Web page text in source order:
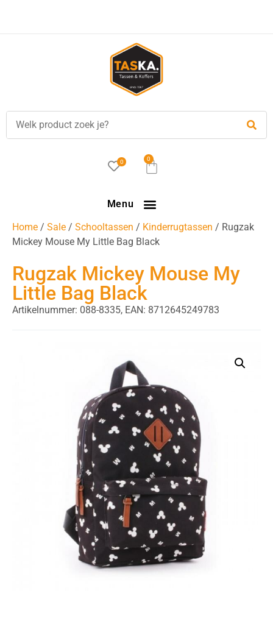
besteld, is vandaag verzonden!
0 0
Menu
Home / Sale / Schooltassen / Kinderrugtassen / Rugzak
Mickey Mouse My Little Bag Black
Rugzak Mickey Mouse My
Little Bag Black
Artikelnummer: 088-8335, EAN: 8712645249783